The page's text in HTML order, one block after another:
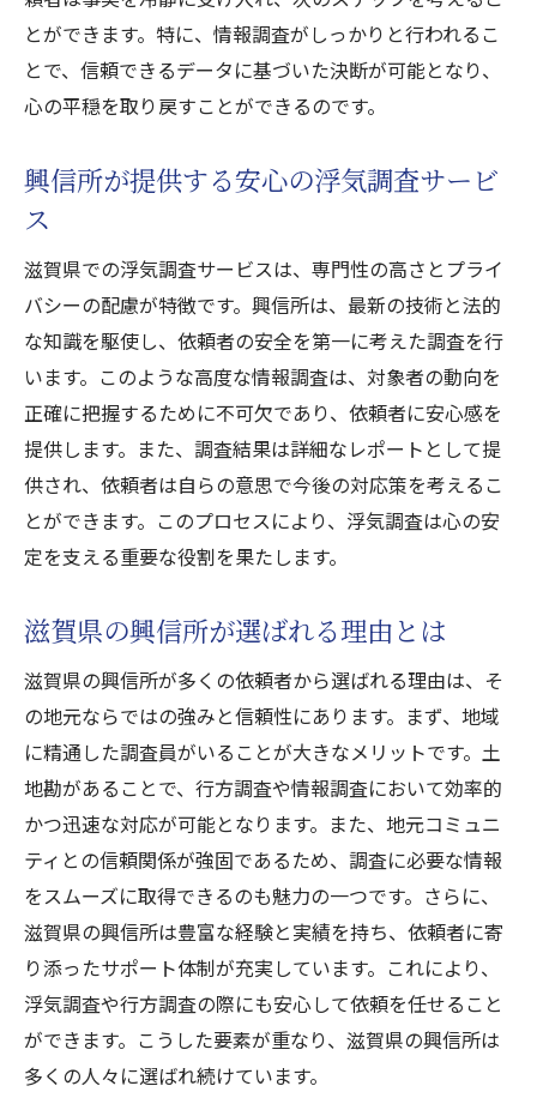
とができます。特に、情報調査がしっかりと行われるこ
とで、信頼できるデータに基づいた決断が可能となり、
心の平穏を取り戻すことができるのです。
興信所が提供する安心の浮気調査サービ
ス
滋賀県での浮気調査サービスは、専門性の高さとプライ
バシーの配慮が特徴です。興信所は、最新の技術と法的
な知識を駆使し、依頼者の安全を第一に考えた調査を行
います。このような高度な情報調査は、対象者の動向を
正確に把握するために不可欠であり、依頼者に安心感を
提供します。また、調査結果は詳細なレポートとして提
供され、依頼者は自らの意思で今後の対応策を考えるこ
とができます。このプロセスにより、浮気調査は心の安
定を支える重要な役割を果たします。
滋賀県の興信所が選ばれる理由とは
滋賀県の興信所が多くの依頼者から選ばれる理由は、そ
の地元ならではの強みと信頼性にあります。まず、地域
に精通した調査員がいることが大きなメリットです。土
地勘があることで、行方調査や情報調査において効率的
かつ迅速な対応が可能となります。また、地元コミュニ
ティとの信頼関係が強固であるため、調査に必要な情報
をスムーズに取得できるのも魅力の一つです。さらに、
滋賀県の興信所は豊富な経験と実績を持ち、依頼者に寄
り添ったサポート体制が充実しています。これにより、
浮気調査や行方調査の際にも安心して依頼を任せること
ができます。こうした要素が重なり、滋賀県の興信所は
多くの人々に選ばれ続けています。